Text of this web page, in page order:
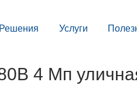
Решения Услуги
4 Мп